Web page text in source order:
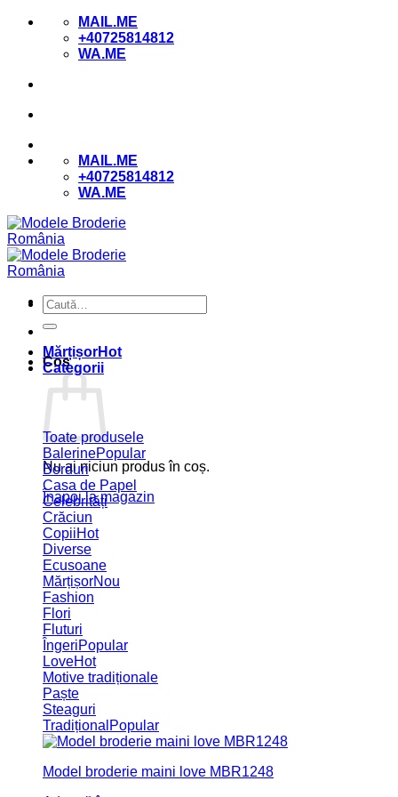
Skip
MAIL.ME
+40725814812
WA.ME
MAIL.ME
+40725814812
WA.ME
Coș
Nu ai niciun produs în coș.
Înapoi la magazin
Caută
după:
Mărțișor
Categorii
Toate produsele
Balerine
Borduri
Casa de Papel
Celebrități
Crăciun
Copii
Diverse
Ecusoane
Mărțișor
Fashion
Flori
Fluturi
Îngeri
Love
Motive tradiționale
Paște
Steaguri
Tradițional
Model broderie maini love MBR1248